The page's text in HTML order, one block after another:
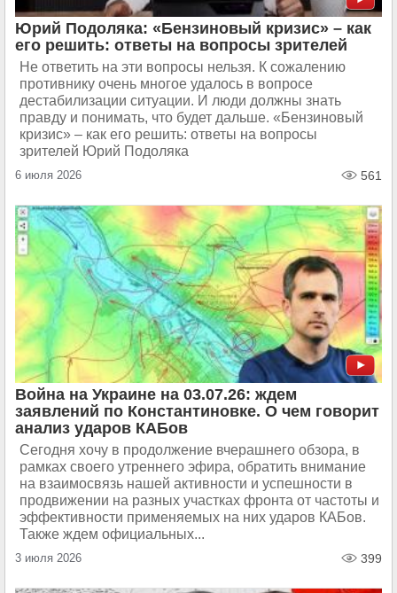
Юрий Подоляка: «Бензиновый кризис» – как
его решить: ответы на вопросы зрителей
Не ответить на эти вопросы нельзя. К сожалению
противнику очень многое удалось в вопросе
дестабилизации ситуации. И люди должны знать
правду и понимать, что будет дальше. «Бензиновый
кризис» – как его решить: ответы на вопросы
зрителей Юрий Подоляка
6 июля 2026 561
Война на Украине на 03.07.26: ждем
заявлений по Константиновке. О чем говорит
анализ ударов КАБов
Сегодня хочу в продолжение вчерашнего обзора, в
рамках своего утреннего эфира, обратить внимание
на взаимосвязь нашей активности и успешности в
продвижении на разных участках фронта от частоты и
эффективности применяемых на них ударов КАБов.
Также ждем официальных...
3 июля 2026 399